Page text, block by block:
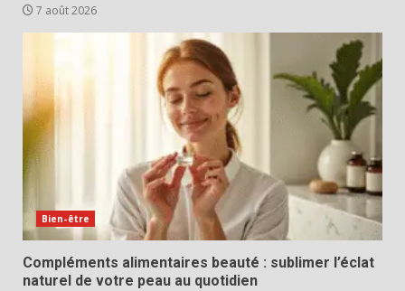
7 août 2026
Bien-être
Compléments alimentaires beauté : sublimer l’éclat
naturel de votre peau au quotidien